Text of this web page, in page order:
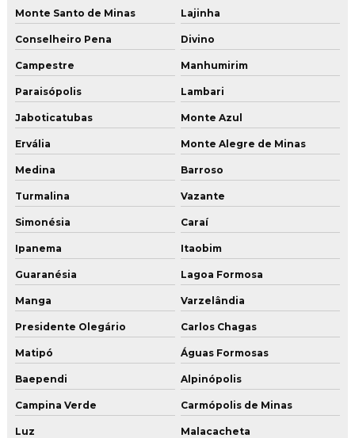
Monte Santo de Minas Lajinha
Conselheiro Pena Divino
Campestre Manhumirim
Paraisópolis Lambari
Jaboticatubas Monte Azul
Ervália Monte Alegre de Minas
Medina Barroso
Turmalina Vazante
Simonésia Caraí
Ipanema Itaobim
Guaranésia Lagoa Formosa
Manga Varzelândia
Presidente Olegário Carlos Chagas
Matipó Águas Formosas
Baependi Alpinópolis
Campina Verde Carmópolis de Minas
Luz Malacacheta